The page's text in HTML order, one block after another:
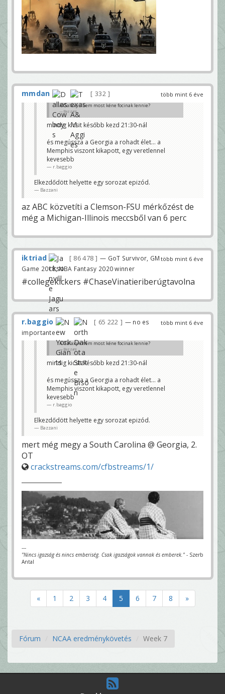
több mint 6 éve
mmdan 332
A Galaxyn nem most kéne focinak lennie?
Bazzani
mindig kicsit később kezd 21:30-nál
és megússza a Georgia a rohadt élet... a
Memphis viszont kikapott, egy veretlennel
kevesebb
r.baggio
Elkezdődött helyette egy sorozat epizód.
Bazzani
az ABC közvetíti a Clemson-FSU mérkőzést de
még a Michigan-Illinois meccsből van 6 perc
több mint 6 éve
iktriad 86 478
— GoT Survivor, GM
Game 2018, NBA Fantasy 2020 winner
#collegekickers #ChaseVinatieriberúgtavolna
több mint 6 éve
r.baggio 65 222
— no es
importante
A Galaxyn nem most kéne focinak lennie?
Bazzani
mindig kicsit később kezd 21:30-nál
és megússza a Georgia a rohadt élet... a
Memphis viszont kikapott, egy veretlennel
kevesebb
r.baggio
Elkezdődött helyette egy sorozat epizód.
Bazzani
mert még megy a South Carolina @ Georgia, 2.
OT
crackstreams.com/cfbstreams/1/
---
"Nincs igazság és nincs emberiség. Csak igazságok vannak és emberek." - Szerb
Antal
« 1 2 3 4 5 6 7 8 »
Fórum NCAA eredménykövetés Week 7